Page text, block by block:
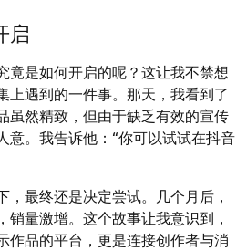
启
竟是如何开启的呢？这让我不禁想
上遇到的一件事。那天，我看到了
虽然精致，但由于缺乏有效的宣传
意。我告诉他：“你可以试试在抖音
，最终还是决定尝试。几个月后，
销量激增。这个故事让我意识到，
作品的平台，更是连接创作者与消